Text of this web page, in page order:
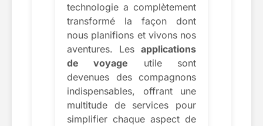
technologie a complètement
transformé la façon dont
nous planifions et vivons nos
aventures. Les applications
de voyage utile sont
devenues des compagnons
indispensables, offrant une
multitude de services pour
simplifier chaque aspect de